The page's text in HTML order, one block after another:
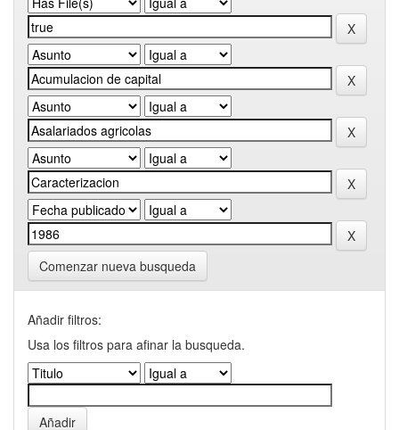
Comenzar nueva busqueda
Añadir filtros:
Usa los filtros para afinar la busqueda.